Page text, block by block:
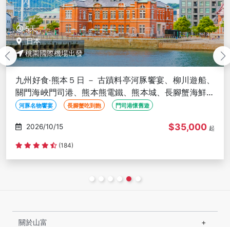
5天
日本
桃園國際機場出發
東北星野５日－五色沼、第一只見川橋梁、銀山溫泉、
相馬樓舞孃茶席、大內宿、抹茶體驗、松島灣遊覽船、
最上川輕舟、螃蟹御膳
銀山溫泉 相馬樓舞孃茶席 鐵道絕景只見線第一橋
2026/10/15 $48,900 起
(215)
關於山富